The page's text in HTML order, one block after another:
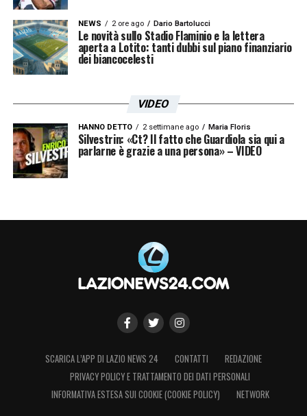
NEWS 2 ore ago Dario Bartolucci
Le novità sullo Stadio Flaminio e la lettera
aperta a Lotito: tanti dubbi sul piano finanziario
dei biancocelesti
VIDEO
HANNO DETTO 2 settimane ago Maria Floris
Silvestrin: «Ct? Il fatto che Guardiola sia qui a
parlarne è grazie a una persona» – VIDEO
SCARICA L’APP DI LAZIO NEWS 24 CONTATTI
REDAZIONE
PRIVACY POLICY E TRATTAMENTO DEI DATI PERSONALI
INFORMATIVA ESTESA SUI COOKIE (COOKIE POLICY)
NETWORK